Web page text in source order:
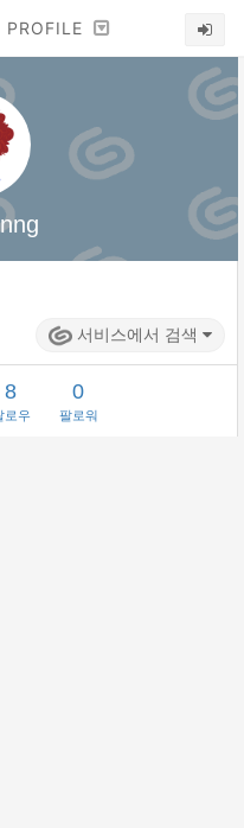
서비스에서 검색
8
로우
0
팔로워